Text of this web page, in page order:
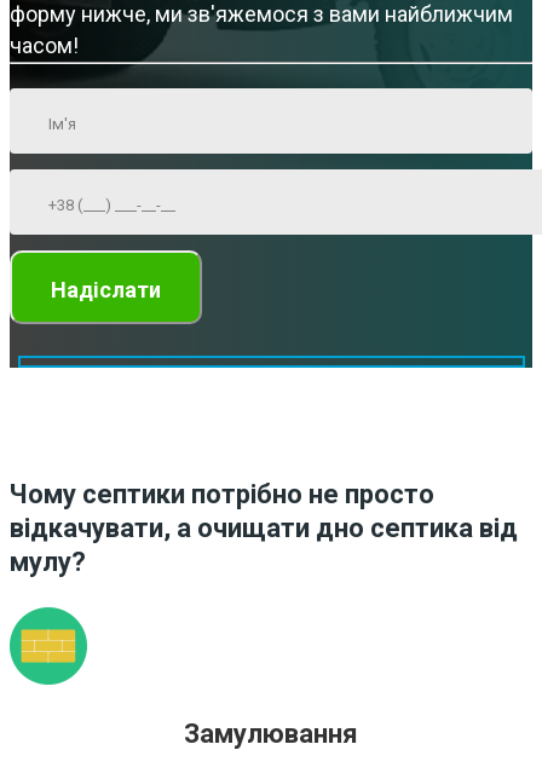
форму нижче, ми зв'яжемося з вами найближчим
часом!
Чому септики потрібно не просто
відкачувати, а очищати дно септика від
мулу?
Замулювання